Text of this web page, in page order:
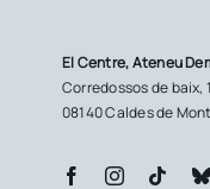
El Centre, Ateneu
Corredossos de baix,
08140 Caldes de